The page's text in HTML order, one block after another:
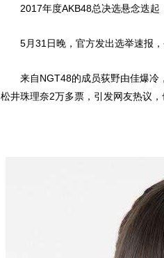
2017年度AKB48总决选悬念迭起
5月31日晚，官方发出选举速报，
来自NGT48的成员荻野由佳爆冷
松井珠理奈2万多票，引发网友热议